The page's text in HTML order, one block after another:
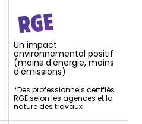
Un impact
environnemental positif
(moins d'énergie, moins
d'émissions)
*Des professionnels certifiés
RGE selon les agences et la
nature des travaux